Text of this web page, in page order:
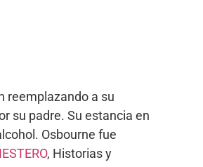
reemplazando a su
su padre. Su estancia en
Osbourne fue
, Historias y